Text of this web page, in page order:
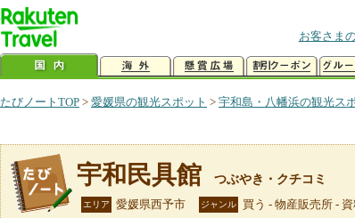
お客さま
たびノートTOP > 愛媛県の観光スポット > 宇和島・八幡浜の観光ス
宇和民具館 つぶやき・クチコミ
エリア 愛媛県西予市 ジャンル 買う - 物産販売所 -